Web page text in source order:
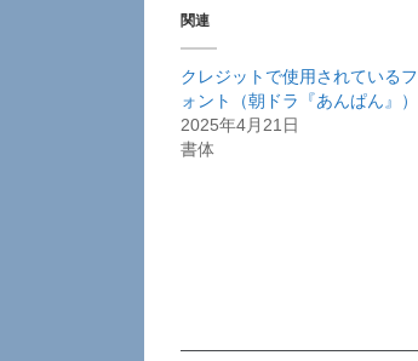
関連
クレジットで使用されているフ
ォント（朝ドラ『あんぱん』）
2025年4月21日
書体